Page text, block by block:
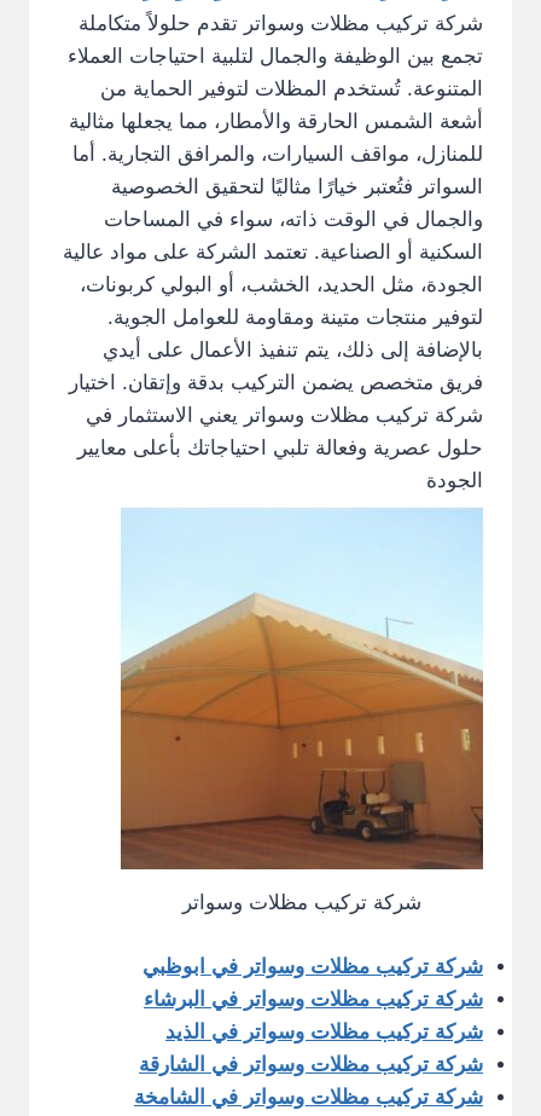
شركة تركيب مظلات وسواتر تقدم حلولاً متكاملة
تجمع بين الوظيفة والجمال لتلبية احتياجات العملاء
المتنوعة. تُستخدم المظلات لتوفير الحماية من
أشعة الشمس الحارقة والأمطار، مما يجعلها مثالية
للمنازل، مواقف السيارات، والمرافق التجارية. أما
السواتر فتُعتبر خيارًا مثاليًا لتحقيق الخصوصية
والجمال في الوقت ذاته، سواء في المساحات
السكنية أو الصناعية. تعتمد الشركة على مواد عالية
الجودة، مثل الحديد، الخشب، أو البولي كربونات،
لتوفير منتجات متينة ومقاومة للعوامل الجوية.
بالإضافة إلى ذلك، يتم تنفيذ الأعمال على أيدي
فريق متخصص يضمن التركيب بدقة وإتقان. اختيار
شركة تركيب مظلات وسواتر يعني الاستثمار في
حلول عصرية وفعالة تلبي احتياجاتك بأعلى معايير
الجودة
شركة تركيب مظلات وسواتر
شركة تركيب مظلات وسواتر في ابوظبي
شركة تركيب مظلات وسواتر في البرشاء
شركة تركيب مظلات وسواتر في الذيد
شركة تركيب مظلات وسواتر في الشارقة
شركة تركيب مظلات وسواتر في الشامخة